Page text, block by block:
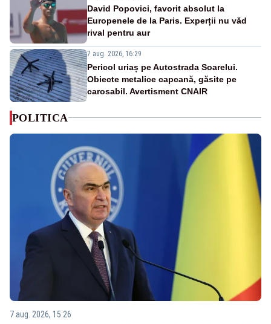
David Popovici, favorit absolut la
Europenele de la Paris. Experții nu văd
rival pentru aur
7 aug. 2026, 16:29
Pericol uriaș pe Autostrada Soarelui.
Obiecte metalice capcană, găsite pe
carosabil. Avertisment CNAIR
POLITICA
7 aug. 2026, 15:26